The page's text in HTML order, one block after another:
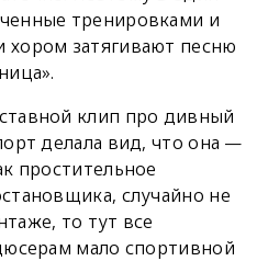
тренировками и
затягивают песню
клип про дивный
делала вид, что она —
простительное
случайно не
то тут все
мало спортивной